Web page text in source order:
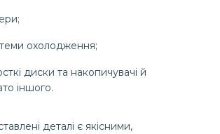
охолодження;
диски та накопичувачі й
іншого.
деталі є якісними,